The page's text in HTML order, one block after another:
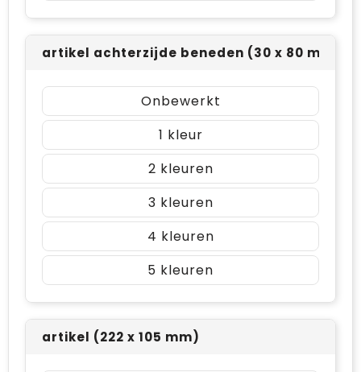
artikel achterzijde beneden (30 x 80 mm)
Onbewerkt
1
2
3
4
5
artikel (222 x 105 mm)